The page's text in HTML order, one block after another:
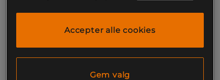
Måltidserstatning 1000 g
+ 2 varianter + 3 varianter
Accepter alle cookies
Gem valg